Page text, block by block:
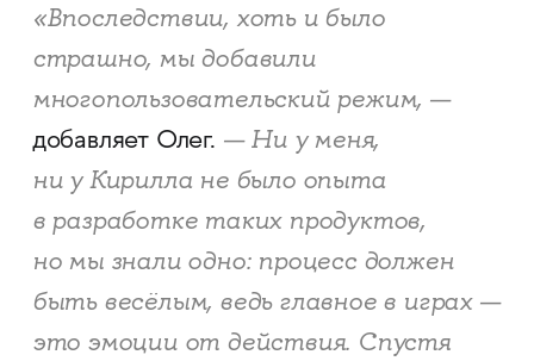
«Впоследствии, хоть и было
страшно, мы добавили
многопользовательский режим, —
добавляет Олег. — Ни у меня,
ни у Кирилла не было опыта
в разработке таких продуктов,
но мы знали одно: процесс должен
быть весёлым, ведь главное в играх —
это эмоции от действия. Спустя